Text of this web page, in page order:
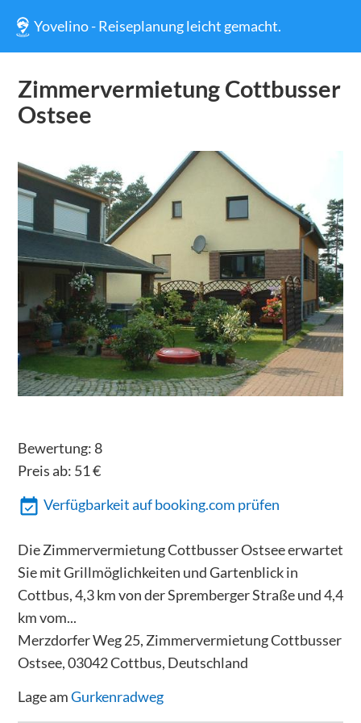
Yovelino - Reiseplanung leicht gemacht.
Zimmervermietung Cottbusser
Ostsee
Bewertung: 8
Preis ab: 51€
Verfügbarkeit auf booking.com prüfen
Die Zimmervermietung Cottbusser Ostsee erwartet
Sie mit Grillmöglichkeiten und Gartenblick in
Cottbus, 4,3 km von der Spremberger Straße und 4,4
km vom...
Merzdorfer Weg 25, Zimmervermietung Cottbusser
Ostsee, 03042 Cottbus, Deutschland
Lage amGurkenradweg